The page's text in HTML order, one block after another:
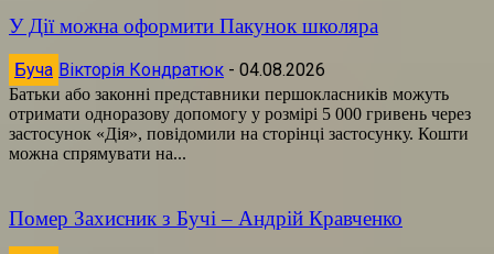
У Дії можна оформити Пакунок школяра
Буча Вікторія Кондратюк - 04.08.2026
Батьки або законні представники першокласників можуть
отримати одноразову допомогу у розмірі 5 000 гривень через
застосунок «Дія», повідомили на сторінці застосунку. Кошти
можна спрямувати на...
Помер Захисник з Бучі – Андрій Кравченко